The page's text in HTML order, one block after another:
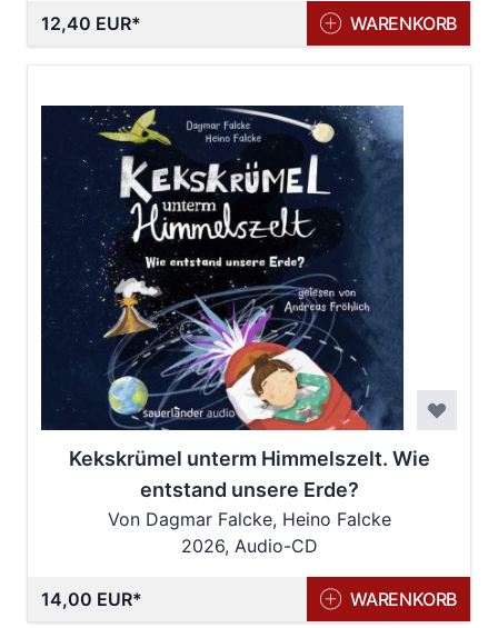
12,40 EUR WARENKORB
Kekskrümel unterm Himmelszelt. Wie
entstand unsere Erde?
Von Dagmar Falcke, Heino Falcke
2026, Audio-CD
14,00 EUR WARENKORB